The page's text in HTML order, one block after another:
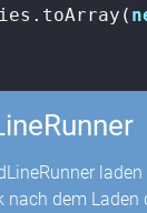
nach dem